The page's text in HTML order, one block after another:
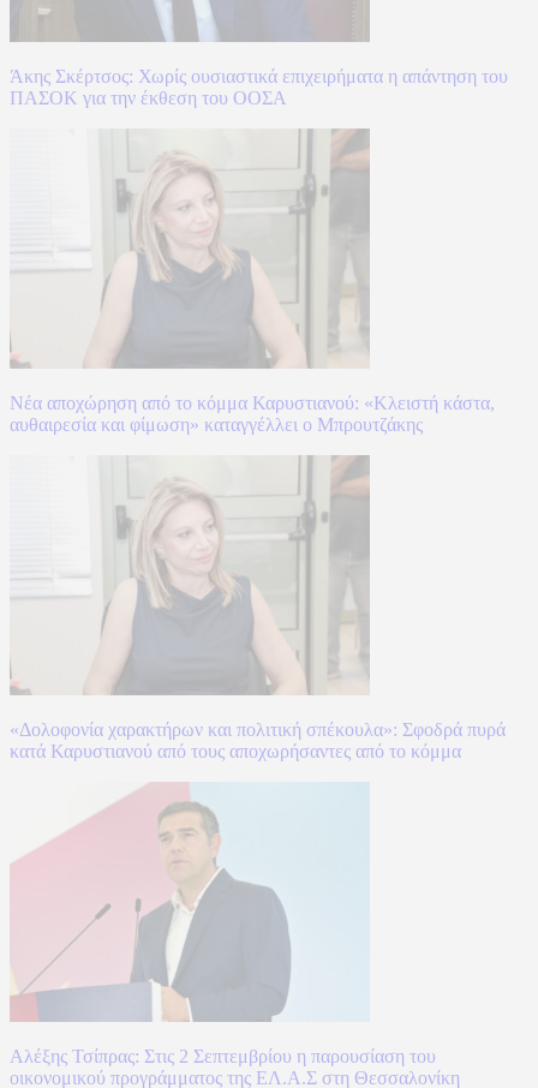
Άκης Σκέρτσος: Χωρίς ουσιαστικά επιχειρήματα η απάντηση του
ΠΑΣΟΚ για την έκθεση του ΟΟΣΑ
Νέα αποχώρηση από το κόμμα Καρυστιανού: «Κλειστή κάστα,
αυθαιρεσία και φίμωση» καταγγέλλει ο Μπρουτζάκης
«Δολοφονία χαρακτήρων και πολιτική σπέκουλα»: Σφοδρά πυρά
κατά Καρυστιανού από τους αποχωρήσαντες από το κόμμα
Αλέξης Τσίπρας: Στις 2 Σεπτεμβρίου η παρουσίαση του
οικονομικού προγράμματος της ΕΛ.Α.Σ στη Θεσσαλονίκη